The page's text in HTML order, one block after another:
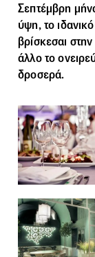
Σεπτέμβρη
ύψη, το
βρίσκεσαι
άλλο το
δροσερά.